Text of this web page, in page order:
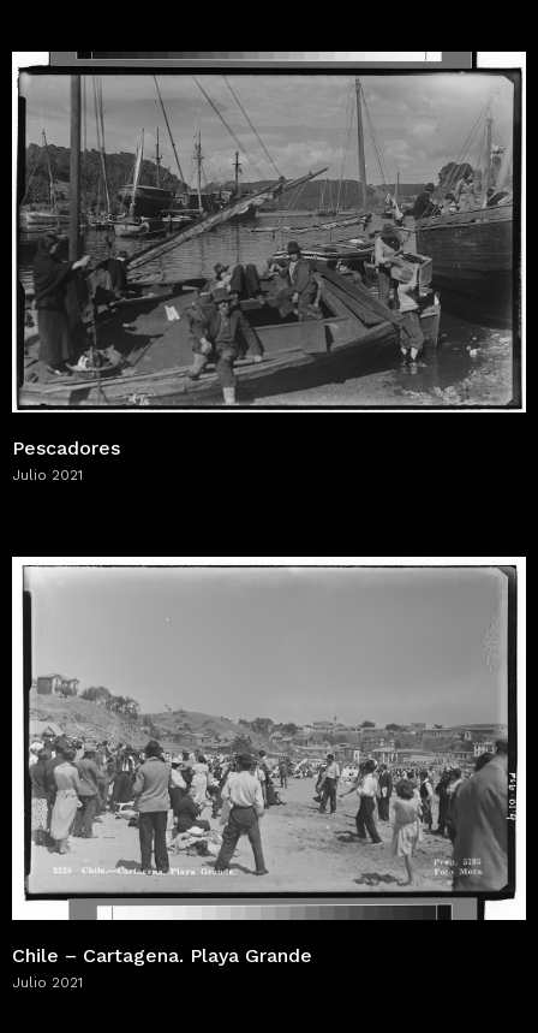
Pescadores
Julio 2021
Chile – Cartagena. Playa Grande
Julio 2021